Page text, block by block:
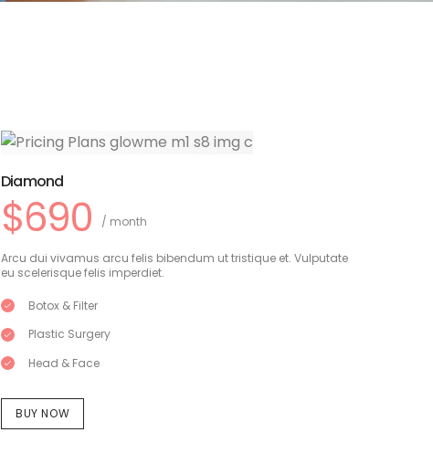
Diamond
$690 / month
Arcu dui vivamus arcu felis bibendum ut tristique et. Vulputate
eu scelerisque felis imperdiet.
Botox & Filter
Plastic Surgery
Head & Face
BUY NOW